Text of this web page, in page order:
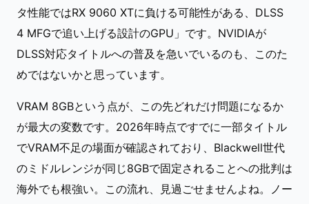
タ性能ではRX 9060 XTに負ける可能性がある、DLSS
4 MFGで追い上げる設計のGPU」です。NVIDIAが
DLSS対応タイトルへの普及を急いでいるのも、このた
めではないかと思っています。
VRAM 8GBという点が、この先どれだけ問題になるか
が最大の変数です。2026年時点ですでに一部タイトル
でVRAM不足の場面が確認されており、Blackwell世代
のミドルレンジが同じ8GBで固定されることへの批判は
海外でも根強い。この流れ、見過ごせませんよね。ノー